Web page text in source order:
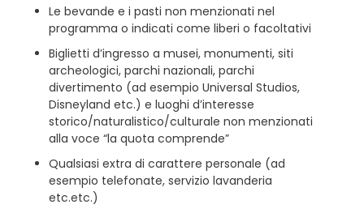
Le bevande e i pasti non menzionati nel
programma o indicati come liberi o facoltativi
Biglietti d’ingresso a musei, monumenti, siti
archeologici, parchi nazionali, parchi
divertimento (ad esempio Universal Studios,
Disneyland etc.) e luoghi d’interesse
storico/naturalistico/culturale non menzionati
alla voce “la quota comprende”
Qualsiasi extra di carattere personale (ad
esempio telefonate, servizio lavanderia
etc.etc.)